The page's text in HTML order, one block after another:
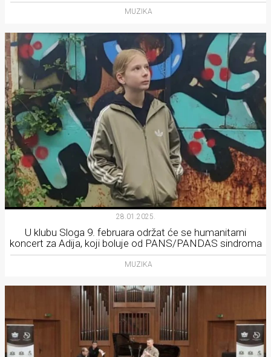
MUZIKA
28.01.2025.
U klubu Sloga 9. februara održat će se humanitarni
koncert za Adija, koji boluje od PANS/PANDAS sindroma
MUZIKA